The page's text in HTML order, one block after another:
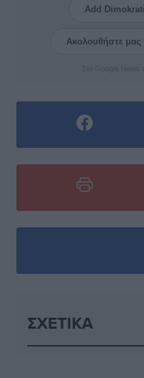
Add
Ακολουθήστε
ΣΧΕΤΙΚΆ